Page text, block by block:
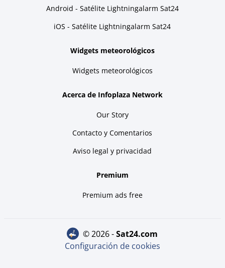
Android - Satélite Lightningalarm Sat24
iOS - Satélite Lightningalarm Sat24
Widgets meteorológicos
Widgets meteorológicos
Acerca de Infoplaza Network
Our Story
Contacto y Comentarios
Aviso legal y privacidad
Premium
Premium ads free
© 2026 - sat24.com
Configuración de cookies